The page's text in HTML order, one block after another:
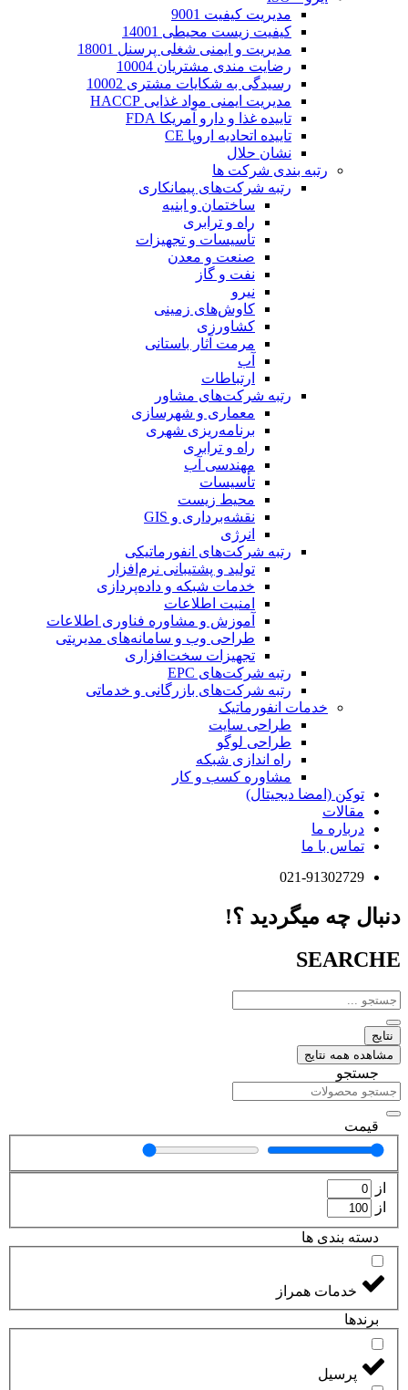
مدیریت کیفیت 9001
کیفیت زیست محیطی 14001
مدیریت و ایمنی شغلی پرسنل 18001
رضایت مندی مشتریان 10004
رسیدگی به شکایات مشتری 10002
مدیریت ایمنی مواد غذایی HACCP
تاییده غذا و دارو آمریکا FDA
تاییده اتحادیه اروپا CE
نشان حلال
رتبه بندی شرکت ها
رتبه شرکت‌های پیمانکاری
ساختمان و ابنیه
راه و ترابری
تأسیسات و تجهیزات
صنعت و معدن
نفت و گاز
نیرو
کاوش‌های زمینی
کشاورزی
مرمت آثار باستانی
آب
ارتباطات
رتبه شرکت‌های مشاور
معماری و شهرسازی
برنامه‌ریزی شهری
راه و ترابری
مهندسی آب
تأسیسات
محیط زیست
نقشه‌برداری و GIS
انرژی
رتبه شرکت‌های انفورماتیکی
تولید و پشتیبانی نرم‌افزار
خدمات شبکه و داده‌پردازی
امنیت اطلاعات
آموزش و مشاوره فناوری اطلاعات
طراحی وب و سامانه‌های مدیریتی
تجهیزات سخت‌افزاری
رتبه شرکت‌های EPC
رتبه شرکت‌های بازرگانی و خدماتی
خدمات انفورماتیک
طراحی سایت
طراحی لوگو
راه اندازی شبکه
مشاوره کسب و کار
توکن (امضا دیجیتال)
مقالات
درباره ما
تماس با ما
021-91302729
دنبال چه میگردید ؟!
SEARCHE
جستجو
...
نتایج
مشاهده همه نتایج
جستجو
قیمت
از
از
دسته بندی ها
خدمات همراز
برند‌ها
پرسیل